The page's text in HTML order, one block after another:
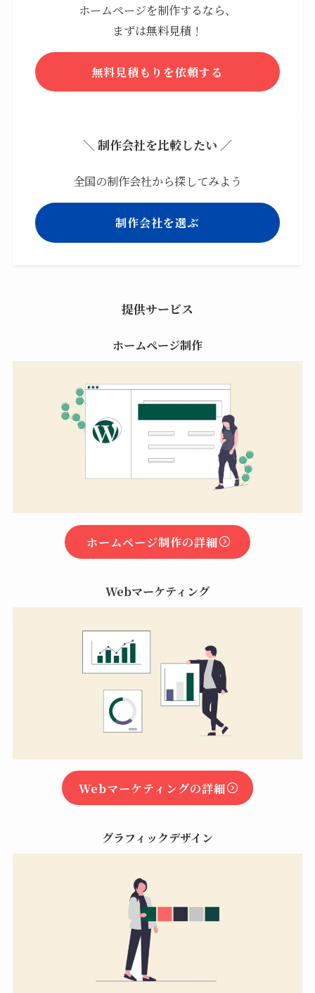
ホームページを制作するなら、
まずは無料見積！
無料見積もりを依頼する
＼ 制作会社を比較したい ／
全国の制作会社から探してみよう
制作会社を選ぶ
提供サービス
ホームページ制作
ホームページ制作の詳細
Webマーケティング
Webマーケティングの詳細
グラフィックデザイン